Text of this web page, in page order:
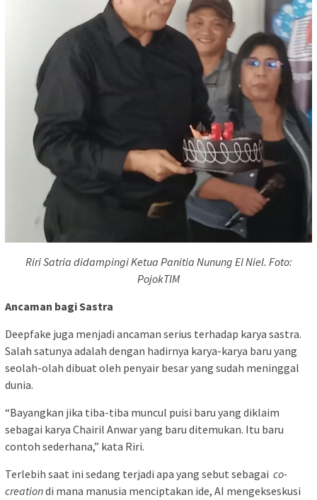
Riri Satria didampingi Ketua Panitia Nunung El Niel. Foto:
PojokTIM
Ancaman bagi Sastra
Deepfake juga menjadi ancaman serius terhadap karya sastra.
Salah satunya adalah dengan hadirnya karya-karya baru yang
seolah-olah dibuat oleh penyair besar yang sudah meninggal
dunia.
“Bayangkan jika tiba-tiba muncul puisi baru yang diklaim
sebagai karya Chairil Anwar yang baru ditemukan. Itu baru
contoh sederhana,” kata Riri.
Terlebih saat ini sedang terjadi apa yang sebut sebagai co-
creationdi mana manusia menciptakan ide, AI mengekseskusi